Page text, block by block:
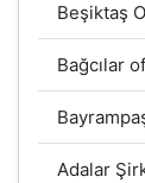
Beşiktaş
Bağcılar
Adalar